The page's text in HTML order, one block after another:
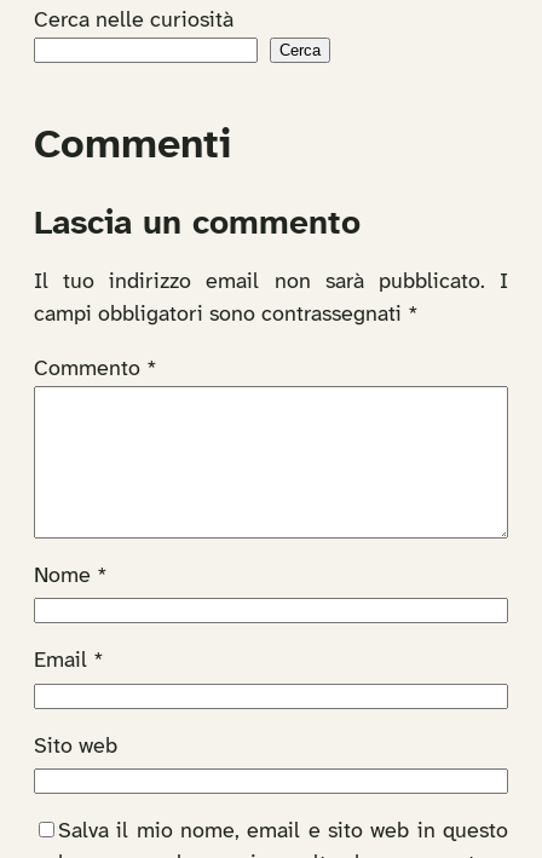
Cerca nelle curiosità
Cerca
Commenti
Lascia un commento
Il tuo indirizzo email non sarà pubblicato.
I
campi obbligatori sono contrassegnati *
Commento *
Nome *
Email *
Sito web
Salva il mio nome, email e sito web in questo